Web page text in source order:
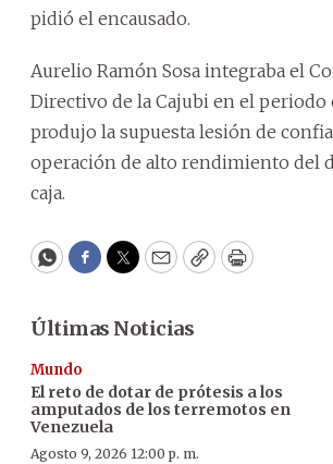
pidió el encausado.
Aurelio Ramón Sosa integraba el
Directivo de la Cajubi en el periodo
produjo la supuesta lesión de
operación de alto rendimiento del
caja.
WhatsApp
Facebook
Twitter
EmailCopyPrint
Últimas Noticias
Mundo
El reto de dotar de prótesis a los
amputados de los terremotos en
Venezuela
Agosto 9, 2026 12:00 p. m.